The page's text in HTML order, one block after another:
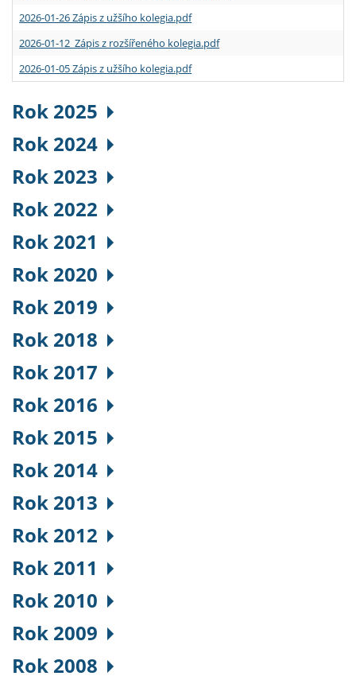
2026-01-26 Zápis z užšího kolegia.pdf
2026-01-12 Zápis z rozšířeného kolegia.pdf
2026-01-05 Zápis z užšího kolegia.pdf
Rok 2025
Rok 2024
Rok 2023
Rok 2022
Rok 2021
Rok 2020
Rok 2019
Rok 2018
Rok 2017
Rok 2016
Rok 2015
Rok 2014
Rok 2013
Rok 2012
Rok 2011
Rok 2010
Rok 2009
Rok 2008